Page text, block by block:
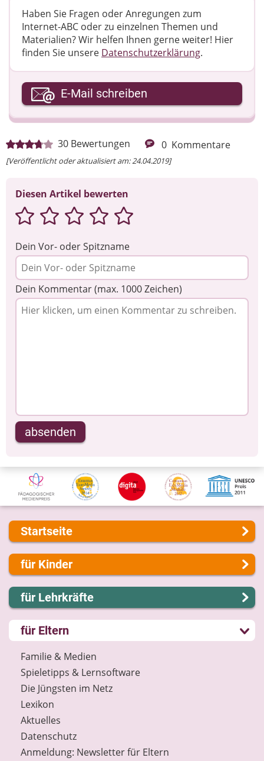
30 Bewertungen 0 Kommentare
[Veröffentlicht oder aktualisiert am: 24.04.2019]
Diesen Artikel bewerten
Dein Vor- oder Spitzname
Dein Kommentar (max. 1000 Zeichen)
absenden
Haben Sie Fragen oder Anregungen zum
Internet-ABC oder zu einzelnen Themen und
Materialien? Wir helfen Ihnen gerne weiter! ​Hier
finden Sie unsere Datenschutzerklärung.
Ihre E-Mail-Adresse
Ihre Nachricht
E-Mail schreiben
Startseite
Über uns
Presse
Kontakt
Impressum
Internet-ABC Sitemap
Barrierefreiheit
Länderprojekte
für Kinder
Lernen und Schule
Hobby und Freizeit
Spiel und Spaß
Mitreden und Mitmachen
Lexikon
Datenschutz
Newsletter
für Lehrkräfte
Lernmodule
Unterrichts­materialien
Internet-ABC-Schule
Praxishilfen
Aktuelles
Materialbestellung
Lexikon
Datenschutz
Newsletter
für Eltern
Familie & Medien
Spieletipps & Lernsoftware
Die Jüngsten im Netz
Lexikon
Aktuelles
Datenschutz
Anmeldung: Newsletter für Eltern